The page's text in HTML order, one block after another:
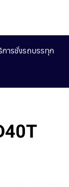
การชั่งรถบรรทุก